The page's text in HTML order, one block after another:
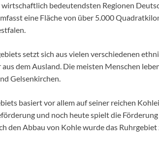
bedeutendsten Regionen
eine Fläche von über 5.000
setzt sich aus vielen verschiedenen
dem Ausland. Die meisten Menschen
Gelsenkirchen.
basiert vor allem auf seiner reichen
und noch heute spielt die
den Abbau von Kohle wurde das